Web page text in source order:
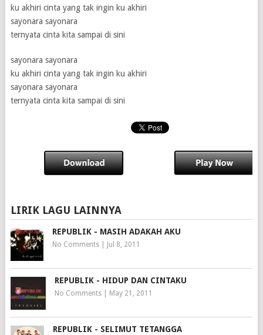
ku akhiri cinta yang tak ingin ku akhiri
sayonara sayonara
ternyata cinta kita sampai di sini
sayonara sayonara
ku akhiri cinta yang tak ingin ku akhiri
sayonara sayonara
ternyata cinta kita sampai di sini
LIRIK LAGU LAINNYA
REPUBLIK - MASIH ADAKAH AKU
No Comments| Jul 8, 2011
REPUBLIK - HIDUP DAN CINTAKU
No Comments| May 21, 2011
REPUBLIK - SELIMUT TETANGGA